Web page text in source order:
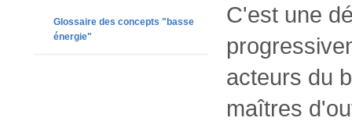
Glossaire des concepts "basse
énergie"
C'est une
acteurs du
maîtres